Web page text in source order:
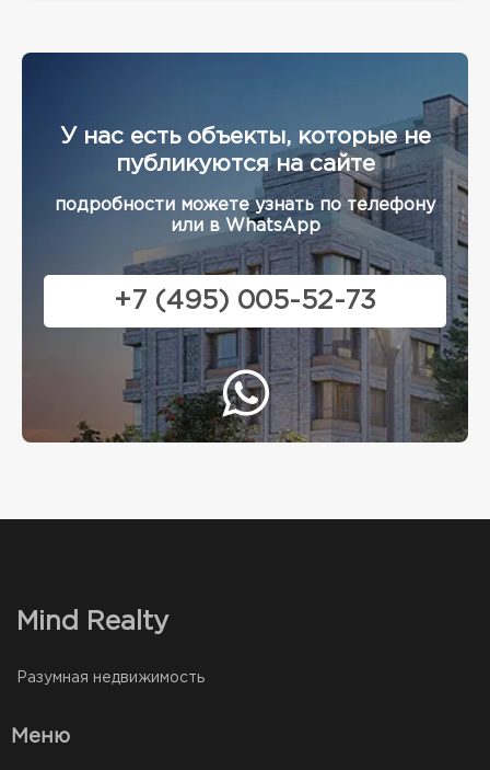
У нас есть объекты, которые не
публикуются на сайте
подробности можете узнать по телефону
или в WhatsApp
+7 (495) 005-52-73
Mind Realty
Разумная недвижимость
Меню